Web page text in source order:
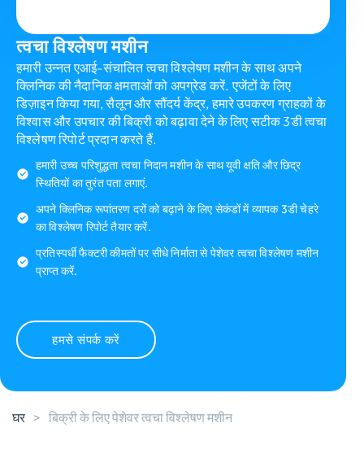
त्वचा विश्लेषण मशीन
हमारी उन्नत एआई-संचालित त्वचा विश्लेषण मशीन के साथ अपने
क्लिनिक की नैदानिक ​​क्षमताओं को अपग्रेड करें. एजेंटों के लिए
डिज़ाइन किया गया, सैलून और सौंदर्य केंद्र, हमारे उपकरण ग्राहकों के
विश्वास और उपचार की बिक्री को बढ़ावा देने के लिए सटीक 3डी त्वचा
विश्लेषण रिपोर्ट प्रदान करते हैं.
हमारी उच्च परिशुद्धता त्वचा निदान मशीन के साथ यूवी क्षति और छिद्र
स्थितियों का तुरंत पता लगाएं.
अपने क्लिनिक रूपांतरण दरों को बढ़ाने के लिए सेकंडों में व्यापक 3डी चेहरे
का विश्लेषण रिपोर्ट तैयार करें.
प्रतिस्पर्धी फैक्टरी कीमतों पर सीधे निर्माता से पेशेवर त्वचा विश्लेषण मशीन
प्राप्त करें.
हमसे संपर्क करें
घर > बिक्री के लिए पेशेवर त्वचा विश्लेषण मशीन